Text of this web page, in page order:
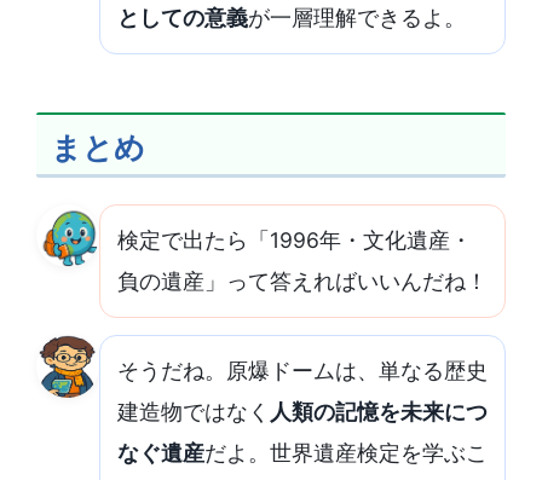
としての意義が一層理解できるよ。
まとめ
検定で出たら「1996年・文化遺産・
負の遺産」って答えればいいんだね！
そうだね。原爆ドームは、単なる歴史
建造物ではなく 人類の記憶を未来につ
なぐ遺産だよ。世界遺産検定を学ぶこ